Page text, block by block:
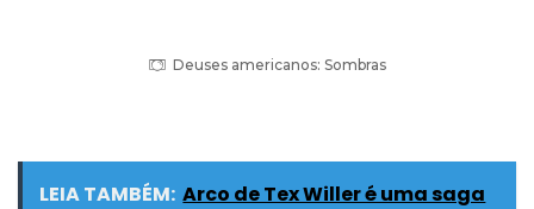
Deuses americanos: Sombras
LEIA TAMBÉM: Arco de Tex Willer é uma saga